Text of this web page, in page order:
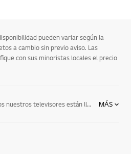
pueden variar según la
a cambio sin previo aviso. Las
con sus minoristas locales el precio
LG es innovación, por ello todos nuestros televisores están llenos de avances tecnológicos. Los de LG son los únicos que se pueden ver desde cualquier perspectiva, y junto a los avanzados y cómodos lentes 3D, tu momento televisivo será una experiencia cada día.En LG sabemos que cada cliente tiene sus necesidades, por ese motivo diseñamos televisores con diferentes diseños tamaños, tecnologías y precios, para que el televisor que elijas sea el que necesita, y sobre todo el que te haga disfrutar de los momentos de ocio en tu casa: Conoce TV Oled, nanocell Tv, TV UHD 4K, TV full HD y más MÁS